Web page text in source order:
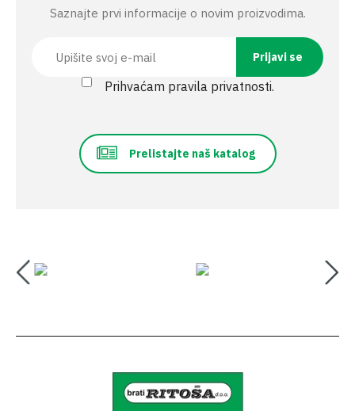
Saznajte prvi informacije o novim proizvodima.
Prihvaćam pravila privatnosti.
Prelistajte naš katalog